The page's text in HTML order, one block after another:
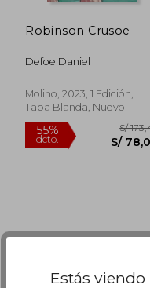
55%
Robinson Crusoe
Defoe Daniel
Molino, 2023, 1 Edición,
Tapa Blanda, Nuevo
Estás viendo